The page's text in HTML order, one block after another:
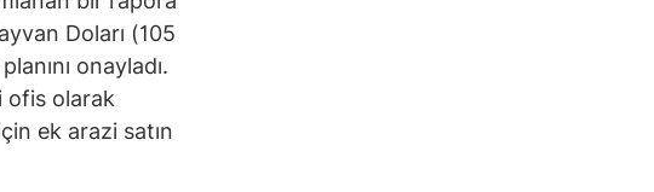
Doları (105
onayladı.
ofis olarak
ek arazi satın